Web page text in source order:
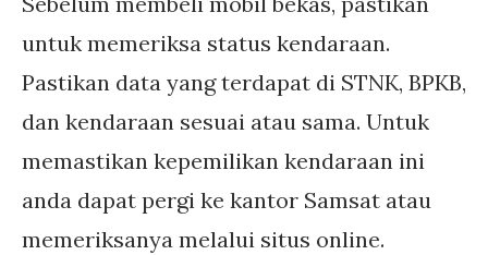
untuk memeriksa status kendaraan.
Pastikan data yang terdapat di STNK, BPKB,
dan kendaraan sesuai atau sama. Untuk
memastikan kepemilikan kendaraan ini
anda dapat pergi ke kantor Samsat atau
memeriksanya melalui situs online.